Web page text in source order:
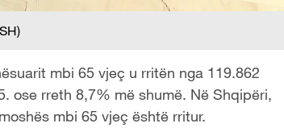
mbi 65 vjeç u rritën nga 119.862
ose rreth 8,7% më shumë. Në Shqipëri,
mbi 65 vjeç është rritur.